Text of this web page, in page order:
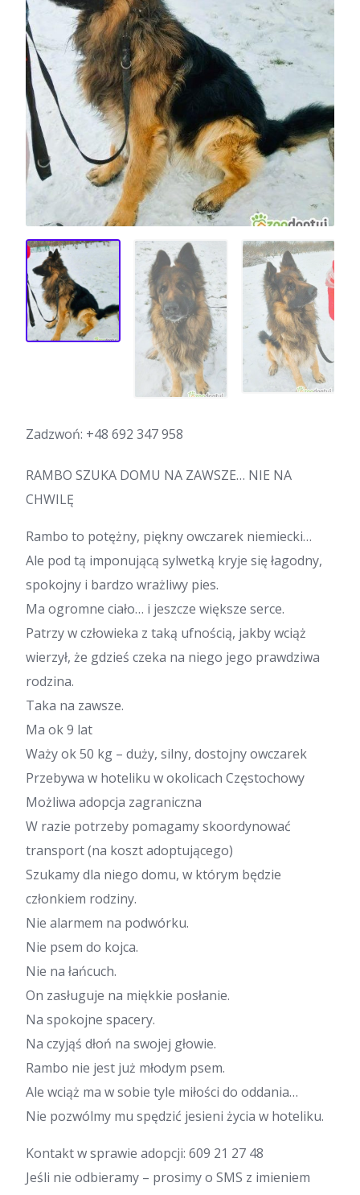
Zadzwoń: +48 692 347 958
RAMBO SZUKA DOMU NA ZAWSZE… NIE NA
CHWILĘ
Rambo to potężny, piękny owczarek niemiecki…
Ale pod tą imponującą sylwetką kryje się łagodny,
spokojny i bardzo wrażliwy pies.
Ma ogromne ciało… i jeszcze większe serce.
Patrzy w człowieka z taką ufnością, jakby wciąż
wierzył, że gdzieś czeka na niego jego prawdziwa
rodzina.
Taka na zawsze.
Ma ok 9 lat
Waży ok 50 kg – duży, silny, dostojny owczarek
Przebywa w hoteliku w okolicach Częstochowy
Możliwa adopcja zagraniczna
W razie potrzeby pomagamy skoordynować
transport (na koszt adoptującego)
Szukamy dla niego domu, w którym będzie
członkiem rodziny.
Nie alarmem na podwórku.
Nie psem do kojca.
Nie na łańcuch.
On zasługuje na miękkie posłanie.
Na spokojne spacery.
Na czyjąś dłoń na swojej głowie.
Rambo nie jest już młodym psem.
Ale wciąż ma w sobie tyle miłości do oddania…
Nie pozwólmy mu spędzić jesieni życia w hoteliku.
Kontakt w sprawie adopcji: 609 21 27 48
Jeśli nie odbieramy – prosimy o SMS z imieniem